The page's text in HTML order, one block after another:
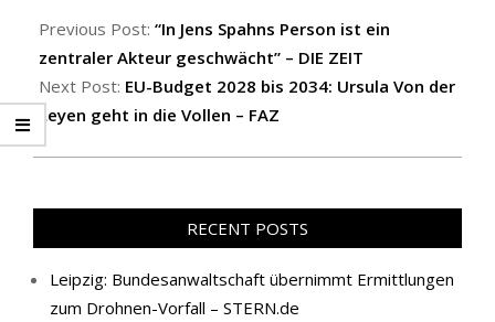
07-
18
Previous Post: “In Jens Spahns Person ist ein
zentraler Akteur geschwächt” – DIE ZEIT
Next Post: EU-Budget 2028 bis 2034: Ursula Von der
Leyen geht in die Vollen – FAZ
RECENT POSTS
Leipzig: Bundesanwaltschaft übernimmt Ermittlungen
zum Drohnen-Vorfall – STERN.de